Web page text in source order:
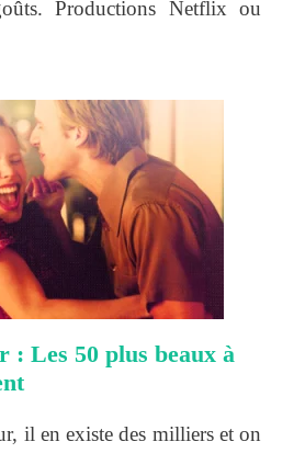
Productions Netflix ou
: Les 50 plus beaux à
il en existe des milliers et on